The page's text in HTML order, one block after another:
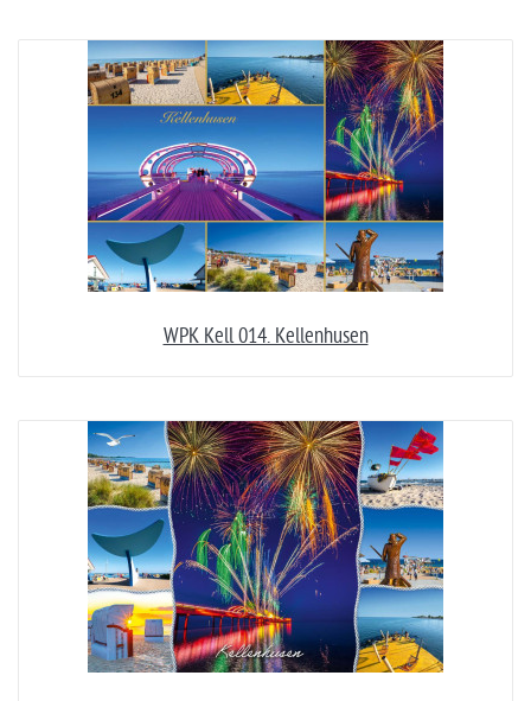
WPK Kell 014. Kellenhusen